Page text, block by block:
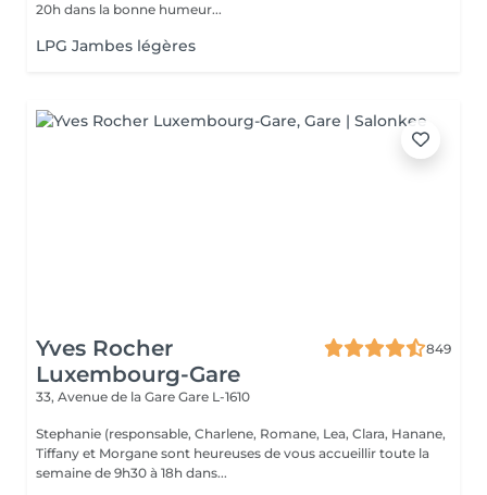
20h dans la bonne humeur...
LPG Jambes légères
Yves Rocher
Luxembourg-Gare
849
33, Avenue de la Gare Gare L-1610
Stephanie (responsable, Charlene, Romane, Lea, Clara, Hanane,
Tiffany et Morgane sont heureuses de vous accueillir toute la
semaine de 9h30 à 18h dans...